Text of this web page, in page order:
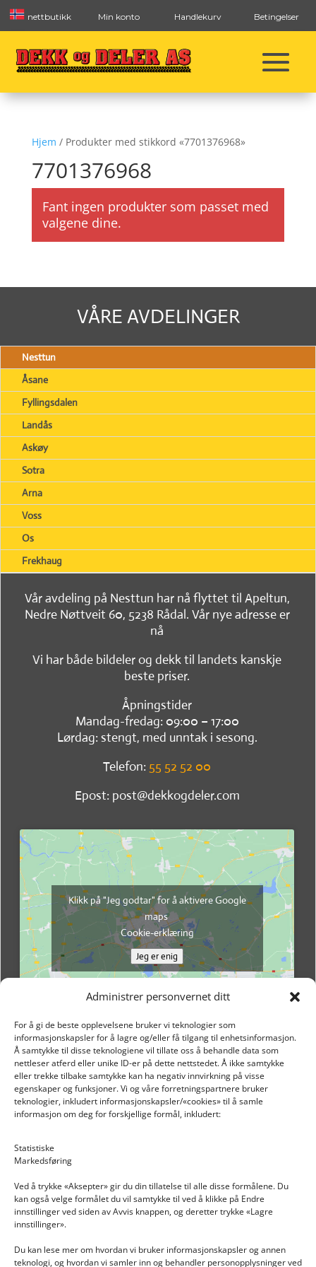
Administrer personvernet ditt
For å gi de beste opplevelsene bruker vi teknologier som
informasjonskapsler for å lagre og/eller få tilgang til enhetsinformasjon.
Å samtykke til disse teknologiene vil tillate oss å behandle data som
nettleser atferd eller unike ID-er på dette nettstedet. Å ikke samtykke
eller trekke tilbake samtykke kan ha negativ innvirkning på visse
egenskaper og funksjoner. Vi og våre forretningspartnere bruker
teknologier, inkludert informasjonskapsler/«cookies» til å samle
informasjon om deg for forskjellige formål, inkludert:
Statistiske
Markedsføring
Ved å trykke «Aksepter» gir du din tillatelse til alle disse formålene. Du
kan også velge formålet du vil samtykke til ved å klikke på Endre
innstillinger ved siden av Avvis knappen, og deretter trykke «Lagre
innstillinger».
Du kan lese mer om hvordan vi bruker informasjonskapsler og annen
teknologi, og hvordan vi samler inn og behandler personopplysninger ved
nettbutikk Min konto Handlekurv Betingelser
Hjem / Produkter med stikkord «7701376968»
7701376968
Fant ingen produkter som passet med
valgene dine.
VÅRE AVDELINGER
Nesttun
Åsane
Fyllingsdalen
Landås
Askøy
Sotra
Arna
Voss
Os
Frekhaug
Vår avdeling på Nesttun har nå flyttet til Apeltun,
Nedre Nøttveit 60, 5238 Rådal. Vår nye adresse er
nå
Vi har både bildeler og dekk til landets kanskje
beste priser.
Åpningstider
Mandag-fredag: 09:00 – 17:00
Lørdag: stengt, med unntak i sesong.
Telefon: 55 52 52 00
Epost: post@dekkogdeler.com
Klikk på "Jeg godtar" for å aktivere Google
maps
Cookie-erklæring
Jeg er enig
INFORMASJON